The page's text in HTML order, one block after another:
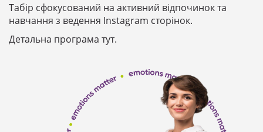
Табір сфокусований на активний відпочинок та
навчання з ведення Instagram сторінок.
Детальна програма тут.